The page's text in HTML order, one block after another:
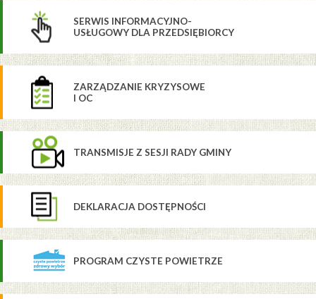
SERWIS INFORMACYJNO-
USŁUGOWY DLA PRZEDSIĘBIORCY
ZARZĄDZANIE KRYZYSOWE
I OC
TRANSMISJE Z SESJI RADY GMINY
DEKLARACJA DOSTĘPNOŚCI
PROGRAM CZYSTE POWIETRZE